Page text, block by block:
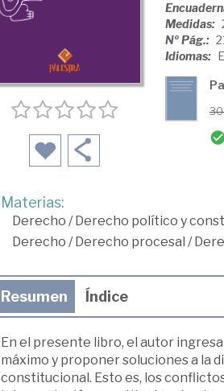
Medidas:
Nº Pág.:
Idiomas:
Materias:
Derecho /Derecho político y
Derecho /Derecho procesal /
Resumen Índice
En el presente libro, el autor
máximo y proponer soluciones a la
constitucional. Esto es, los